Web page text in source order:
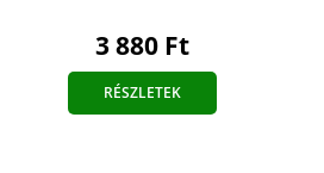
3 880 Ft
RÉSZLETEK